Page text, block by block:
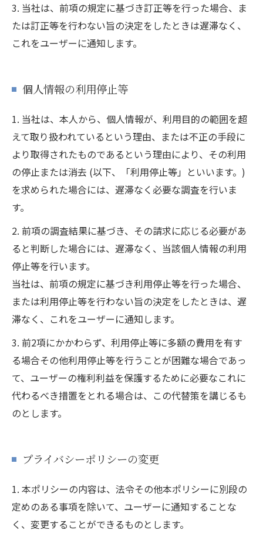
3. 当社は、前項の規定に基づき訂正等を行った場合、ま
たは訂正等を行わない旨の決定をしたときは遅滞なく、
これをユーザーに通知します。
個人情報の利用停止等
1. 当社は、本人から、個人情報が、利用目的の範囲を超
えて取り扱われているという理由、または不正の手段に
より取得されたものであるという理由により、その利用
の停止または消去 (以下、「利用停止等」といいます。)
を求められた場合には、遅滞なく必要な調査を行いま
す。
2. 前項の調査結果に基づき、その請求に応じる必要があ
ると判断した場合には、遅滞なく、当該個人情報の利用
停止等を行います。
当社は、前項の規定に基づき利用停止等を行った場合、
または利用停止等を行わない旨の決定をしたときは、遅
滞なく、これをユーザーに通知します。
3. 前2項にかかわらず、利用停止等に多額の費用を有す
る場合その他利用停止等を行うことが困難な場合であっ
て、ユーザーの権利利益を保護するために必要なこれに
代わるべき措置をとれる場合は、この代替策を講じるも
のとします。
プライバシーポリシーの変更
1. 本ポリシーの内容は、法令その他本ポリシーに別段の
定めのある事項を除いて、ユーザーに通知することな
く、変更することができるものとします。